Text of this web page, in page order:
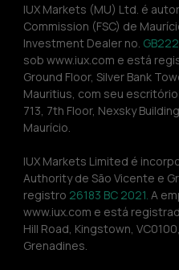
IUX Markets (MU) Ltd. é
Commission (FSC) de
Investment Dealer no.
sob www.iux.com e está
Ground Floor, Silver Bank
Mauritius, com seu
713, 7th Floor, Nexsky
Maurício.
IUX Markets Limited é
Authority de São Vicente e
registro 26183 BC 2021. A
www.iux.com e está
Hill Road, Kingstown,
Grenadines.